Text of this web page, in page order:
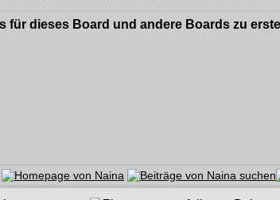
für dieses Board und andere Boards zu